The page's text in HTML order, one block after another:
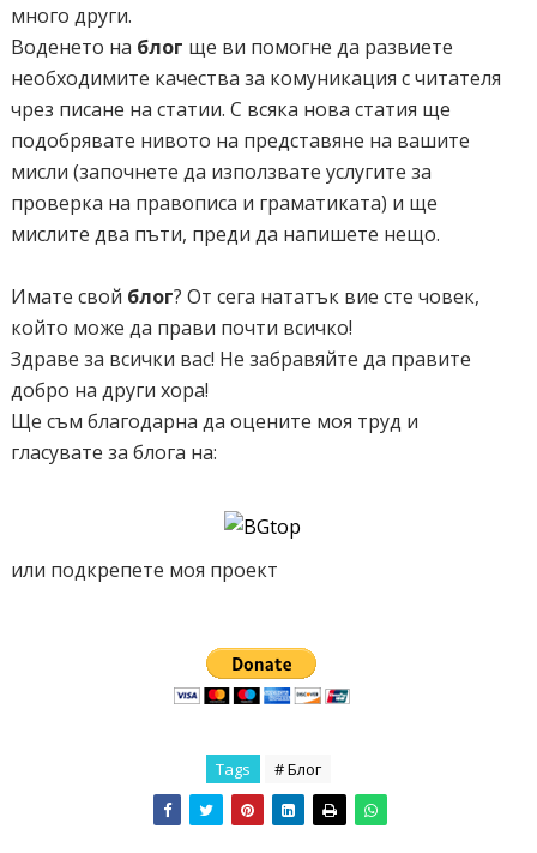
много други.
Воденето на блог ще ви помогне да развиете
необходимите качества за комуникация с читателя
чрез писане на статии. С всяка нова статия ще
подобрявате нивото на представяне на вашите
мисли (започнете да използвате услугите за
проверка на правописа и граматиката) и ще
мислите два пъти, преди да напишете нещо.
Имате свой блог? От сега нататък вие сте човек,
който може да прави почти всичко!
Здраве за всички вас! Не забравяйте да правите
добро на други хора!
Ще съм благодарна да оцените моя труд и
гласувате за блога на:
или подкрепете моя проект
Tags # Блог